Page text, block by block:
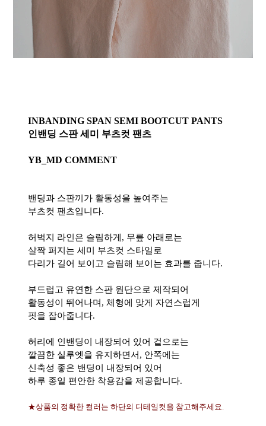
INBANDING SPAN SEMI BOOTCUT PANTS
인밴딩 스판 세미 부츠컷 팬츠
YB_MD COMMENT
밴딩과 스판끼가 활동성을 높여주는
부츠컷 팬츠입니다.
허벅지 라인은 슬림하게, 무릎 아래로는
살짝 퍼지는 세미 부츠컷 스타일로
다리가 길어 보이고 슬림해 보이는 효과를 줍니다.
부드럽고 유연한 스판 원단으로 제작되어
활동성이 뛰어나며, 체형에 맞게 자연스럽게
핏을 잡아줍니다.
허리에 인밴딩이 내장되어 있어 겉으로는
깔끔한 실루엣을 유지하면서, 안쪽에는
신축성 좋은 밴딩이 내장되어 있어
하루 종일 편안한 착용감을 제공합니다.
★상품의 정확한 컬러는 하단의 디테일컷을 참고해주세요.